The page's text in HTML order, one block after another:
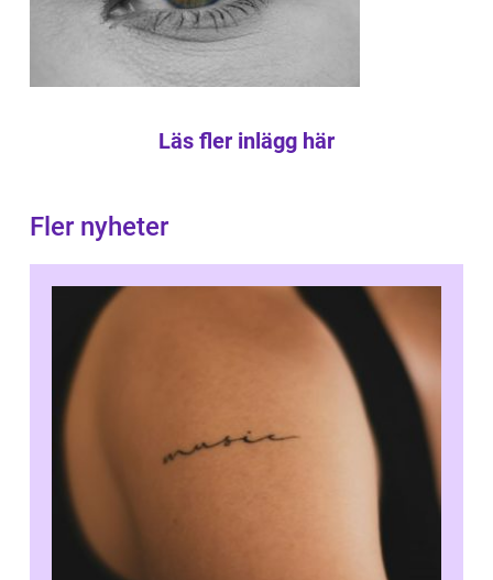
Läs fler inlägg här
Fler nyheter